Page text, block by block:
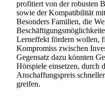
profitiert von der robusten
sowie der Kompatibilität
Besonders Familien, die
Lerneffekt fördern wollen,
Kompromiss zwischen
Gegensatz dazu könnten
Hörspiele einsetzen, durch
Anschaffungspreis
greifen.